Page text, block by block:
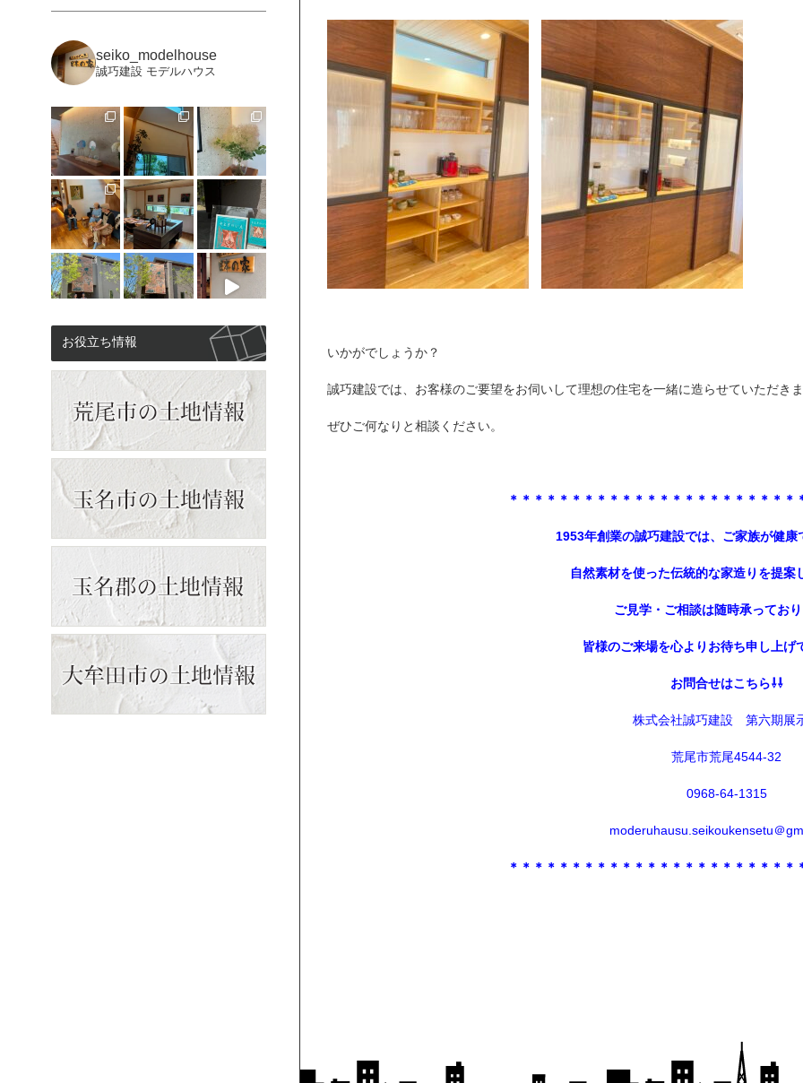
いかがでしょうか？
誠巧建設では、お客様のご要望をお伺いして理想の住宅を一緒に造らせていただき
ぜひご何なりと相談ください。
＊ ＊＊＊＊＊＊＊＊＊＊＊＊＊＊＊＊＊＊＊＊＊＊
1953年創業の誠巧建設では、ご家族が健康
自然素材を使った伝統的な家造り を提案
ご見学・ご相談は随時承ってお
皆様のご来場を心よりお待ち申し上げ
お問合せはこちら⇩⇩
株式会社誠巧建設 第六期展
荒尾市荒尾4544-32
0968-64-1315
moderuhausu.seikoukensetu＠
＊＊＊＊＊＊＊＊＊＊＊＊＊＊＊＊＊＊＊＊＊＊＊
もっと見る
Instagramをフォロー
seiko_modelhouse
誠巧建設 モデルハウス
もっと見る
Instagramをフォロー
お役立ち情報